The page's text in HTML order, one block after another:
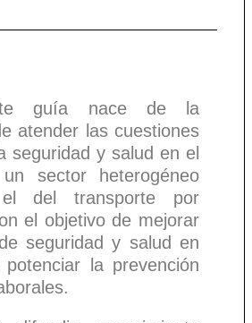
guía nace de la
atender las cuestiones
seguridad y salud en el
sector heterogéneo
del transporte por
el objetivo de mejorar
seguridad y salud en
la prevención